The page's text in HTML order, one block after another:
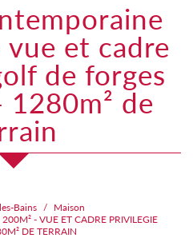
vue et cadre
de forges
1280m² de
Bains
Maison
- VUE ET CADRE PRIVILEGIE
DE TERRAIN